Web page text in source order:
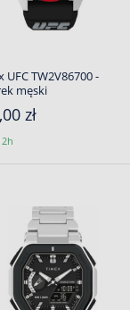
UFC TW2V86700 -
męski
zł